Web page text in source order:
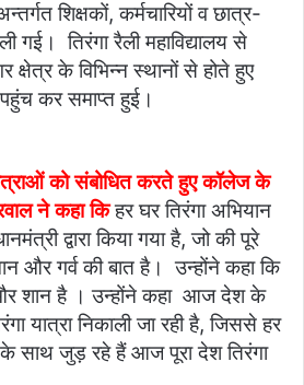
शिक्षकों, कर्मचारियों व छात्र-
गई। तिरंगा रैली महाविद्यालय से
के विभिन्न स्थानों से होते हुए
कर समाप्त हुई।
को संबोधित करते हुए कॉलेज के
ने कहा कि हर घर तिरंगा अभियान
द्वारा किया गया है, जो की पूरे
और गर्व की बात है। उन्होंने कहा कि
और शान है । उन्होंने कहा आज देश के
यात्रा निकाली जा रही है, जिससे हर
साथ जुड़ रहे हैं आज पूरा देश तिरंगा